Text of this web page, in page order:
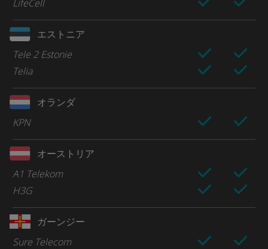
LifeCell
エストニア
Tele 2 Estonie
Telia
オランダ
KPN
オーストリア
A1 Telekom
H3G
ガーンジー
Sure Telecom